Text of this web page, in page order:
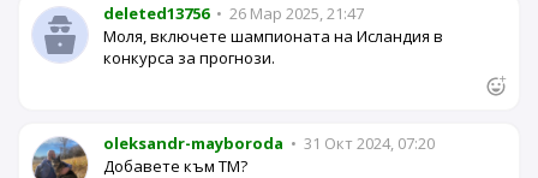
deleted13756 • 26 Мар 2025, 21:47
Моля, включете шампионата на Исландия в
конкурса за прогнози.
oleksandr-mayboroda • 31 Окт 2024, 07:20
Добавете към ТМ?